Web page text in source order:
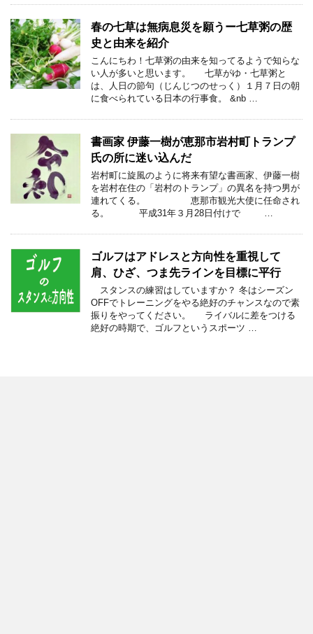
春の七草は無病息災を願うー七草粥の歴
史と由来を紹介
こんにちわ！七草粥の由来を知ってるようで知らな
い人が多いと思います。 七草がゆ・七草粥と
は、人日の節句（じんじつのせっく）１月７日の朝
に食べられている日本の行事食。 &nb …
書画家 伊藤一樹が恵那市岩村町トランプ
氏の所に迷い込んだ
岩村町に旋風のように将来有望な書画家、伊藤一樹
を岩村在住の「岩村のトランプ」の異名を持つ男が
連れてくる。 恵那市観光大使に任命され
る。 平成31年３月28日付けで …
ゴルフはアドレスと方向性を重視して
肩、ひざ、つま先ラインを目標に平行
スタンスの練習はしていますか？ 冬はシーズン
OFFでトレーニングをやる絶好のチャンスなので素
振りをやってください。 ライバルに差をつける
絶好の時期で、ゴルフというスポーツ …